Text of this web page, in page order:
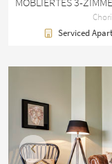
Serviced
Vorherige